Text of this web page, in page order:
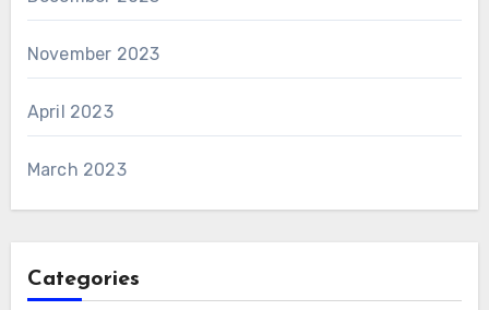
November 2023
April 2023
March 2023
Categories